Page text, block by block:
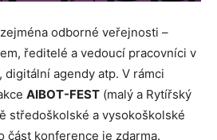
odborné veřejnosti –
ředitelé a vedoucí pracovníci v
agendy atp. V rámci
AIBOT-FEST (malý a Rytířský
středoškolské a vysokoškolské
část konference je zdarma.